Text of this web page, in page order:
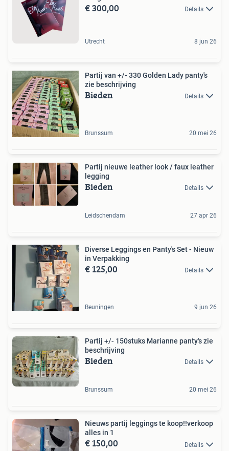
€ 300,00 Details
Utrecht 8 jun 26
Partij van +/- 330 Golden Lady panty's
zie beschrijving
Bieden Details
Brunssum 20 mei 26
Partij nieuwe leather look / faux leather
legging
Bieden Details
Leidschendam 27 apr 26
Diverse Leggings en Panty's Set - Nieuw
in Verpakking
€ 125,00 Details
Beuningen 9 jun 26
Partij +/- 150stuks Marianne panty's zie
beschrijving
Bieden Details
Brunssum 20 mei 26
Nieuws partij leggings te koop!!verkoop
alles in 1
€ 150,00 Details